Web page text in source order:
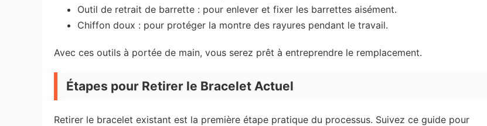
Outil de retrait de barrette : pour enlever et fixer les barrettes aisément.
Chiffon doux : pour protéger la montre des rayures pendant le travail.
Avec ces outils à portée de main, vous serez prêt à entreprendre le remplacement.
Étapes pour Retirer le Bracelet Actuel
Retirer le bracelet existant est la première étape pratique du processus. Suivez ce guide pour